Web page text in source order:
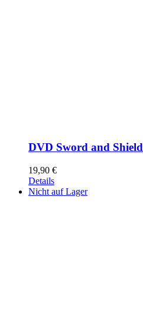
DVD Sword and Shield
19,90 €
Details
Nicht auf Lager